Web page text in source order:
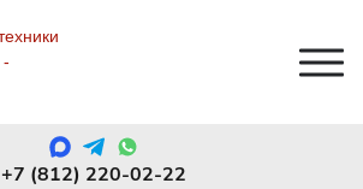
+7 (812) 220-02-22